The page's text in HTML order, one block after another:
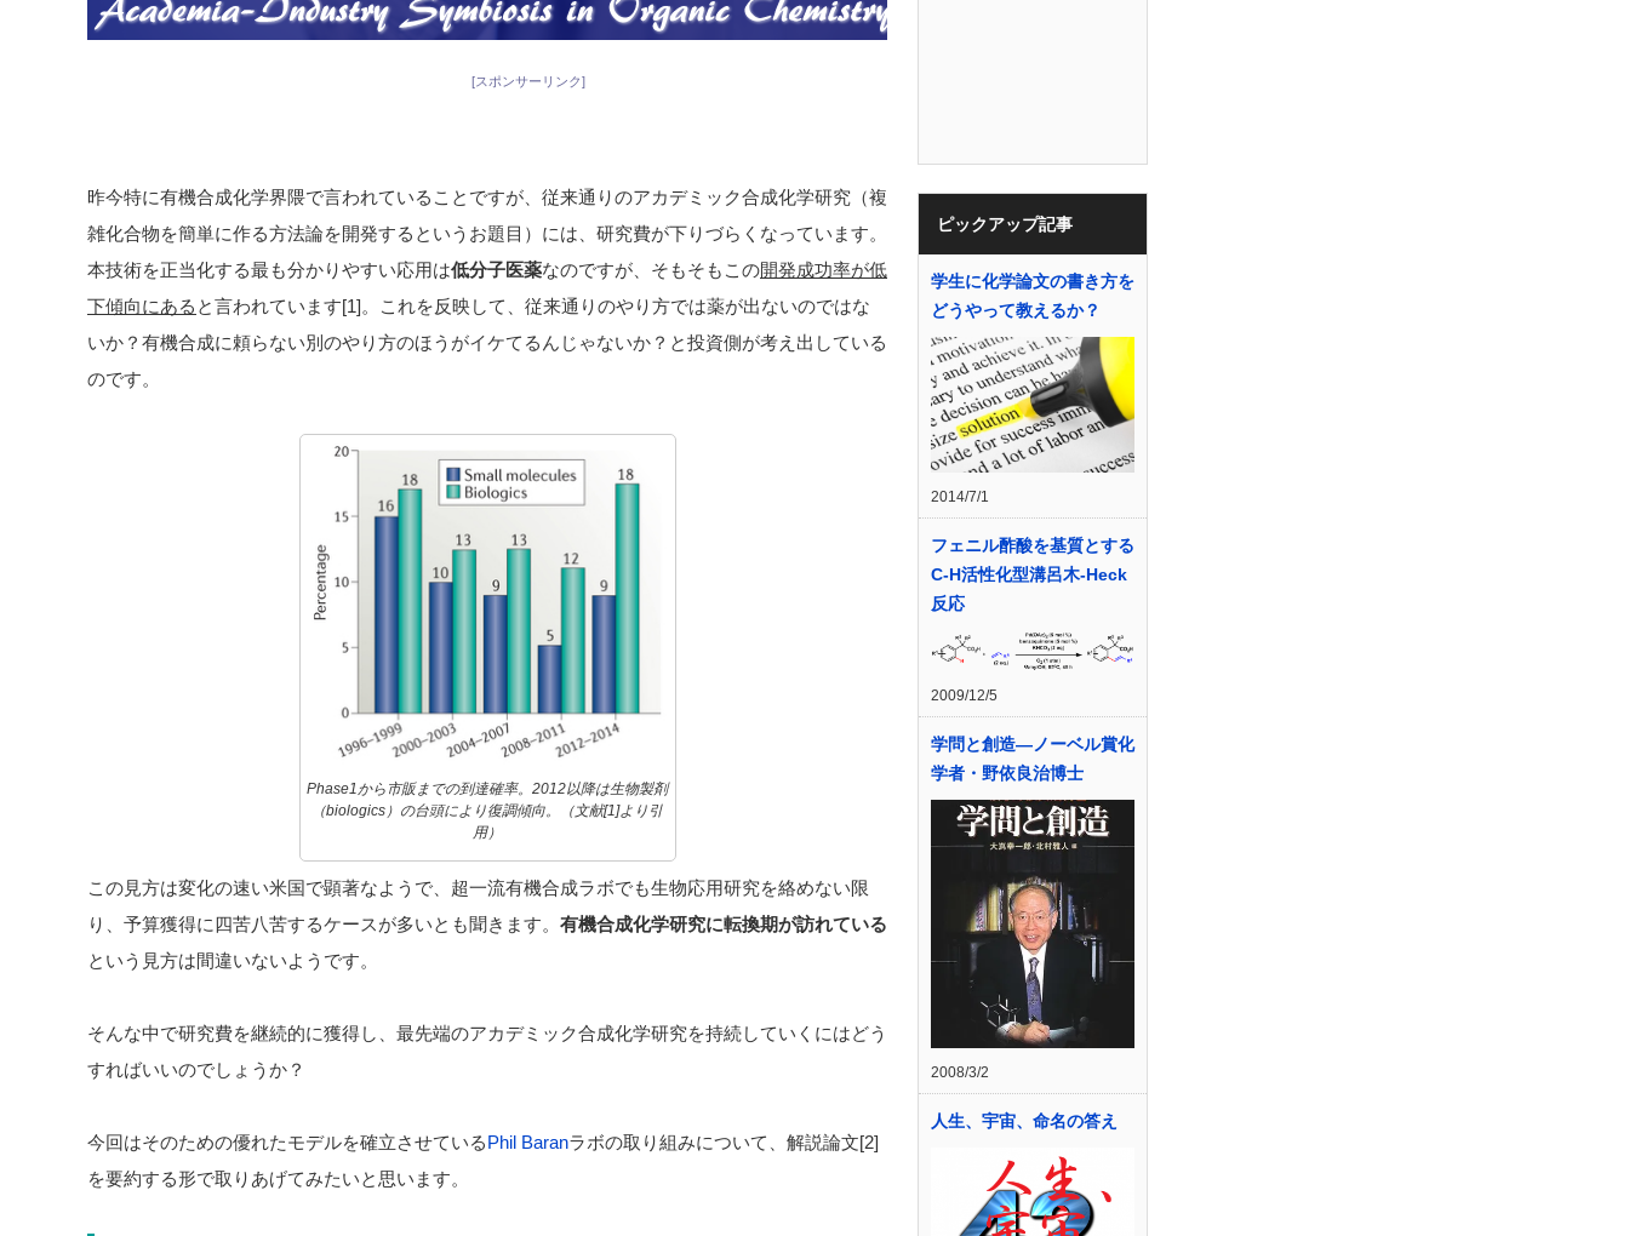
[スポンサーリンク]
昨今特に有機合成化学界隈で言われていることですが、従来通りのアカデミック合成化学研究（複
雑化合物を簡単に作る方法論を開発するというお題目）には、研究費が下りづらくなっています。
本技術を正当化する最も分かりやすい応用は低分子医薬なのですが、そもそもこの開発成功率が低
下傾向にある と言われています[1]。これを反映して、従来通りのやり方では薬が出ないのではな
いか？有機合成に頼らない別のやり方のほうがイケてるんじゃないか？と投資側が考え出している
のです。
Phase1から市販までの到達確率。2012以降は生物製剤
（biologics）の台頭により復調傾向。（文献[1]より引
用）
この見方は変化の速い米国で顕著なようで、超一流有機合成ラボでも生物応用研究を絡めない限
り、予算獲得に四苦八苦するケースが多いとも聞きます。 有機合成化学研究に転換期が訪れている
という見方は間違いないようです。
そんな中で研究費を継続的に獲得し、最先端のアカデミック合成化学研究を持続していくにはどう
すればいいのでしょうか？
今回はそのための優れたモデルを確立させているPhil Baranラボの取り組みについて、解説論文[2]
を要約する形で取りあげてみたいと思います。
ピックアップ記事
学生に化学論文の書き方を
どうやって教えるか？
2014/7/1
フェニル酢酸を基質とする
C-H活性化型溝呂木-Heck
反応
2009/12/5
学問と創造―ノーベル賞化
学者・野依良治博士
2008/3/2
人生、宇宙、命名の答え